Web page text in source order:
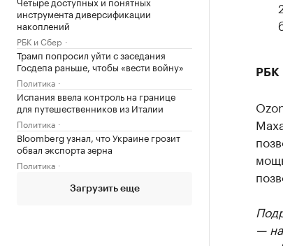
инструмента диверсификации
накоплений
РБК и Сбер
Трамп попросил уйти с заседания
Госдепа раньше, чтобы «вести войну»
Политика
Испания ввела контроль на границе
для путешественников из Италии
Политика
Bloomberg узнал, что Украине грозит
обвал экспорта зерна
Политика
Загрузить еще
РБК
—